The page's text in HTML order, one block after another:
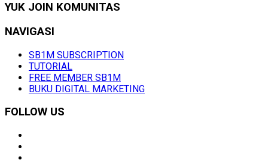
YUK JOIN KOMUNITAS
NAVIGASI
SB1M SUBSCRIPTION
TUTORIAL
FREE MEMBER SB1M
BUKU DIGITAL MARKETING
FOLLOW US